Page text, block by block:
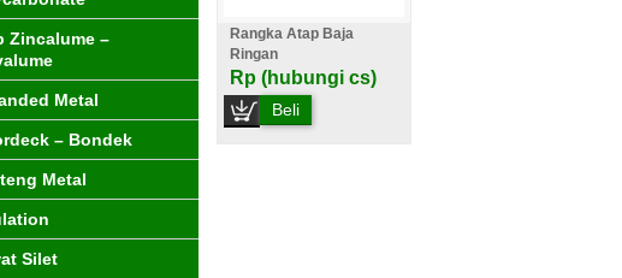
Rangka Atap Baja
Ringan
Rp (hubungi cs)
Beli
Zincalume –
Metal
– Bondek
Metal
Silet